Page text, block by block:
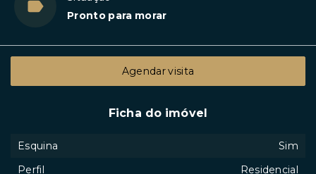
Pronto para morar
Agendar visita
Ficha do imóvel
Esquina
Sim
Perfil
Residencial